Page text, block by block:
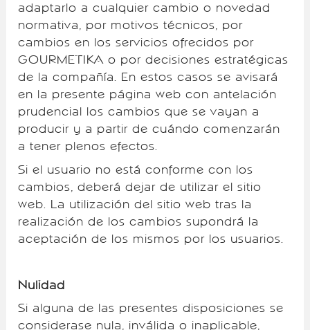
adaptarlo a cualquier cambio o novedad
normativa, por motivos técnicos, por
cambios en los servicios ofrecidos por
GOURMETIKA o por decisiones estratégicas
de la compañía. En estos casos se avisará
en la presente página web con antelación
prudencial los cambios que se vayan a
producir y a partir de cuándo comenzarán
a tener plenos efectos.
Si el usuario no está conforme con los
cambios, deberá dejar de utilizar el sitio
web. La utilización del sitio web tras la
realización de los cambios supondrá la
aceptación de los mismos por los usuarios.
Nulidad
Si alguna de las presentes disposiciones se
considerase nula, inválida o inaplicable,